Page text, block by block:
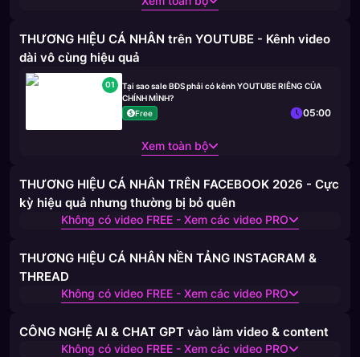
THƯƠNG HIỆU CÁ NHÂN trên YOUTUBE - Kênh video
dài vô cùng hiệu quả
01
Tại sao sale BĐS phải có kênh YOUTUBE RIÊNG CỦA
CHÍNH MÌNH?
Free
05:00
Xem toàn bộ
THƯƠNG HIỆU CÁ NHÂN TRÊN FACEBOOK 2026 - Cực
kỳ hiệu quả nhưng thường bị bỏ quên
Không có video FREE - Xem các video PRO
THƯƠNG HIỆU CÁ NHÂN NỀN TẢNG INSTAGRAM &
THREAD
Không có video FREE - Xem các video PRO
CÔNG NGHỆ AI & CHAT GPT vào làm video & content
Không có video FREE - Xem các video PRO